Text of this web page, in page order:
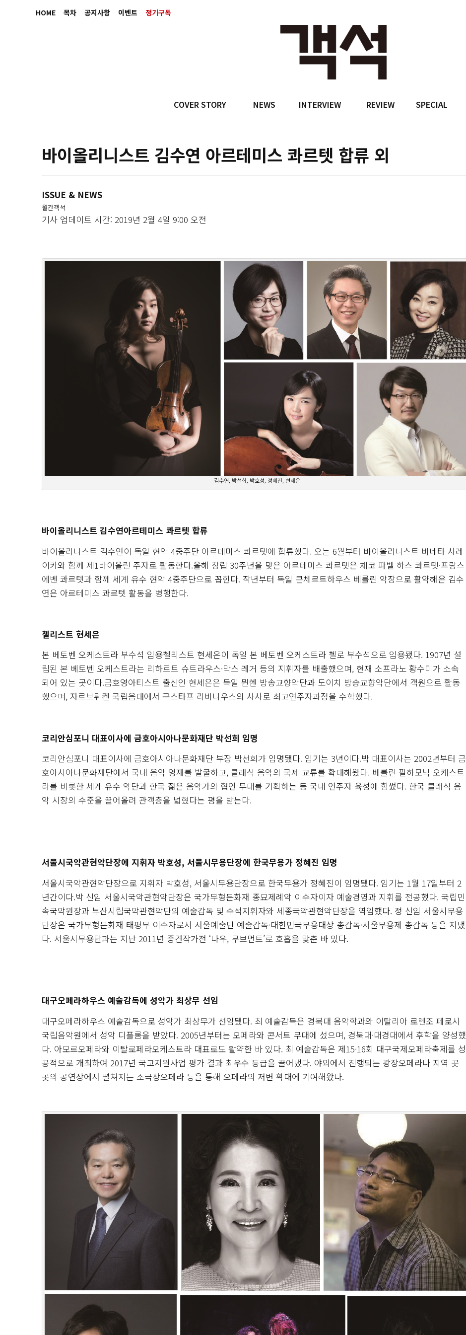
HOME 목차 공지사항 이벤트 정기구독
COVER STORY NEWS INTERVIEW REVIEW SPECIAL
바이올리니스트 김수연 아르테미스 콰르텟 합류 외
ISSUE & NEWS
월간객석
기사 업데이트 시간: 2019년 2월 4일 9:00 오전
김수연, 박선희, 박호성, 정혜진, 현세은
바이올리니스트 김수연아르테미스 콰르텟 합류
바이올리니스트 김수연이 독일 현악 4중주단 아르테미스 콰르텟에 합류했다. 오는 6월부터 바이올리니스트 비네타 사레
이카와 함께 제1바이올린 주자로 활동한다.올해 창립 30주년을 맞은 아르테미스 콰르텟은 체코 파벨 하스 콰르텟·프랑스
에벤 콰르텟과 함께 세계 유수 현악 4중주단으로 꼽힌다. 작년부터 독일 콘체르트하우스 베를린 악장으로 활약해온 김수
연은 아르테미스 콰르텟 활동을 병행한다.
첼리스트 현세은
본 베토벤 오케스트라 부수석 임용첼리스트 현세은이 독일 본 베토벤 오케스트라 첼로 부수석으로 임용됐다. 1907년 설
립된 본 베토벤 오케스트라는 리하르트 슈트라우스·막스 레거 등의 지휘자를 배출했으며, 현재 소프라노 황수미가 소속
되어 있는 곳이다.금호영아티스트 출신인 현세은은 독일 뮌헨 방송교향악단과 도이치 방송교향악단에서 객원으로 활동
했으며, 자르브뤼켄 국립음대에서 구스타프 리비니우스의 사사로 최고연주자과정을 수학했다.
코리안심포니 대표이사에 금호아시아나문화재단 박선희 임명
코리안심포니 대표이사에 금호아시아나문화재단 부장 박선희가 임명됐다. 임기는 3년이다.박 대표이사는 2002년부터 금
호아시아나문화재단에서 국내 음악 영재를 발굴하고, 클래식 음악의 국제 교류를 확대해왔다. 베를린 필하모닉 오케스트
라를 비롯한 세계 유수 악단과 한국 젊은 음악가의 협연 무대를 기획하는 등 국내 연주자 육성에 힘썼다. 한국 클래식 음
악 시장의 수준을 끌어올려 관객층을 넓혔다는 평을 받는다.
서울시국악관현악단장에 지휘자 박호성, 서울시무용단장에 한국무용가 정혜진 임명
서울시국악관현악단장으로 지휘자 박호성, 서울시무용단장으로 한국무용가 정혜진이 임명됐다. 임기는 1월 17일부터 2
년간이다.박 신임 서울시국악관현악단장은 국가무형문화재 종묘제례악 이수자이자 예술경영과 지휘를 전공했다. 국립민
속국악원장과 부산시립국악관현악단의 예술감독 및 수석지휘자와 세종국악관현악단장을 역임했다. 정 신임 서울시무용
단장은 국가무형문화재 태평무 이수자로서 서울예술단 예술감독·대한민국무용대상 총감독·서울무용제 총감독 등을 지냈
다. 서울시무용단과는 지난 2011년 중견작가전 ‘나우, 무브먼트’로 호흡을 맞춘 바 있다.
대구오페라하우스 예술감독에 성악가 최상무 선임
대구오페라하우스 예술감독으로 성악가 최상무가 선임됐다. 최 예술감독은 경북대 음악학과와 이탈리아 로렌조 페로시
국립음악원에서 성악 디플롬을 받았다. 2005년부터는 오페라와 콘서트 무대에 섰으며, 경북대·대경대에서 후학을 양성했
다. 아모르오페라와 이탈로페라오케스트라 대표로도 활약한 바 있다. 최 예술감독은 제15·16회 대구국제오페라축제를 성
공적으로 개최하여 2017년 국고지원사업 평가 결과 최우수 등급을 끌어냈다. 야외에서 진행되는 광장오페라나 지역 곳
곳의 공연장에서 펼쳐지는 소극장오페라 등을 통해 오페라의 저변 확대에 기여해왔다.